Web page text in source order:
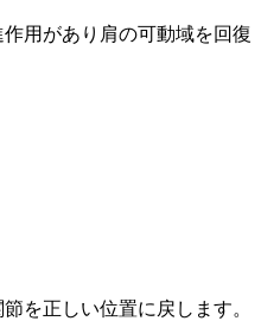
用があり肩の可動域を回復
を正しい位置に戻します。